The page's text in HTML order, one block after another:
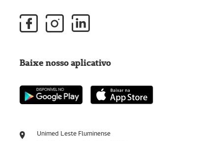
Unimed Leste Fluminense
Baixe nosso aplicativo